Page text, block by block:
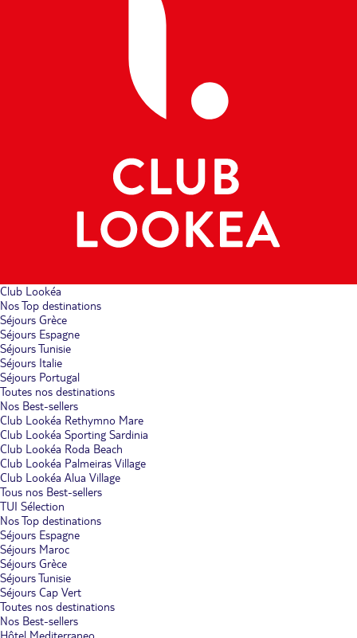
Club Lookéa
Nos Top destinations
Séjours Grèce
Séjours Espagne
Séjours Tunisie
Séjours Italie
Séjours Portugal
Toutes nos destinations
Nos Best-sellers
Club Lookéa Rethymno Mare
Club Lookéa Sporting Sardinia
Club Lookéa Roda Beach
Club Lookéa Palmeiras Village
Club Lookéa Alua Village
Tous nos Best-sellers
TUI Sélection
Nos Top destinations
Séjours Espagne
Séjours Maroc
Séjours Grèce
Séjours Tunisie
Séjours Cap Vert
Toutes nos destinations
Nos Best-sellers